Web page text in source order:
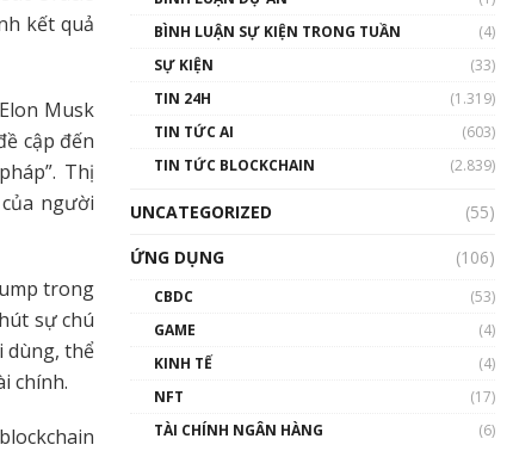
kết quả
Musk
cập đến
Thị
người
trong
sự chú
dùng, thể
chính.
Talkshow 14: MemeCoin –
BÌNH LUẬN SỰ KIỆN TRONG TUẦN
(4)
SỰ KIỆN
(33)
TIN 24H
(1.319)
TIN TỨC AI
(603)
TIN TỨC BLOCKCHAIN
(2.839)
UNCATEGORIZED
(55)
ỨNG DỤNG
(106)
CBDC
(53)
GAME
(4)
KINH TẾ
(4)
NFT
(17)
TÀI CHÍNH NGÂN HÀNG
(6)